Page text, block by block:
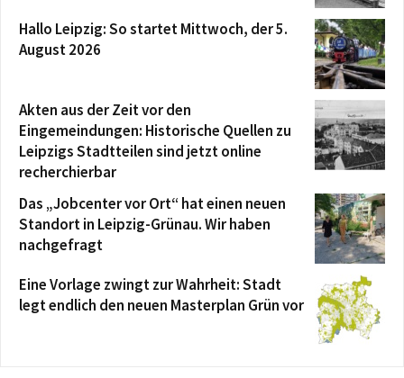
Hallo Leipzig: So startet Mittwoch, der 5.
August 2026
Akten aus der Zeit vor den
Eingemeindungen: Historische Quellen zu
Leipzigs Stadtteilen sind jetzt online
recherchierbar
Das „Jobcenter vor Ort“ hat einen neuen
Standort in Leipzig-Grünau. Wir haben
nachgefragt
Eine Vorlage zwingt zur Wahrheit: Stadt
legt endlich den neuen Masterplan Grün vor